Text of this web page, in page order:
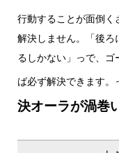
行動することが面倒く
解決しません。「後ろ
るしかない」っで、ゴ
ば必ず解決できます。
決オーラが渦巻